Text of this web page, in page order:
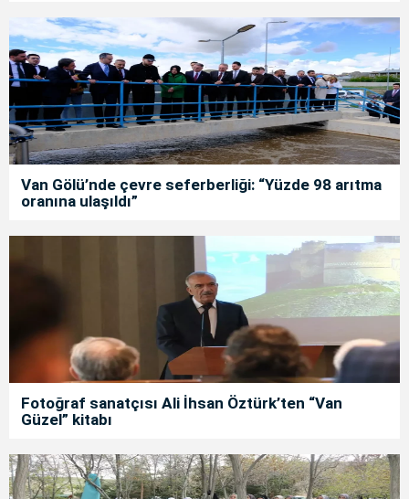
Van Gölü’nde çevre seferberliği: “Yüzde 98 arıtma
oranına ulaşıldı”
Fotoğraf sanatçısı Ali İhsan Öztürk’ten “Van
Güzel” kitabı